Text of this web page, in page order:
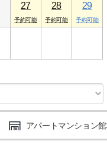
27 28 29
アパートマンション